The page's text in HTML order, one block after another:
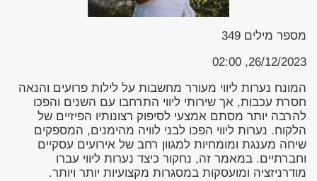
מספר מילים 349
26/12/2023, 02:00
המונח נערות ליווי מעורר מחשבות על לילות פרועים והנאה
חסרת עכבות, אך שירותי ליווי התרחבו עם השנים והפכו
להרבה יותר מסתם אמצעי לסיפוק רצונותיו הפיזיים של
הלקוח. נערות ליווי הפכו לבני לוויה מהימנים, המספקים
שיחה מענגת ומומחיות למגוון רחב של אירועים עסקיים
וחברתיים. במאמר זה, נחקור כיצד נערות ליווי עברו
מודרניזציה ומועסקות במסגרות מקצועיות יותר ויותר.